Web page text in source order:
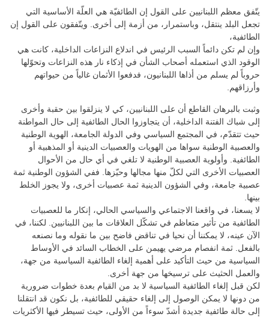
يتّفق معظم اللبنانيين على القول إن الطائفيّة هي العلّة الأساسية التي
تجعل البلد ينتقل، وباستمرار، من أزمة إلى أخرى. ويتّفقون على القول إن
الطائفية،
وإن لم تكن دائماً السبب الرئيس في اندلاع النزاعات الداخلية، كانت هي
الوقود الذي استعمله أصحاب الشأن في إذكاء نار هذه النزاعات وتحوّلها
حروباً لم يسلم من أذاها اللبنانيون، فدفعوا الأثمان غالياً من حيواتهم
وأرزاقهم.
وثبت بالبرهان القاطع أن على اللبنانيين، كي لا ينزلقوا بين حقبة وأخرى
إلى شباك الفتنة الداخلية، أن يتجاوزوا الحال الطائفية إلى حال المواطنة
حيث تتقدّم، في المجتمع السياسي وفي الدولة الجامعة، الهوية الوطنية
والعصبية الوطنية سواها من الهويات والعصبيات الدينية أو المذهبية أو
الطائفية. وأولوية العصبية الوطنية لا تلغي في أي حال من الأحوال
العصبيات الأخرى التي لكلّ منها مجالها وحيّزها. ففي الشؤون الوطنية ثمة
عصبية جامعة، وفي الشؤون الدينية ثمة عصبيات أخرى، ولا يجوز الخلط
بينها.
لا يسعنا، في واقعنا الاجتماعي والسياسي الحالي، إنكار ما للعصبيات
الطائفية من تأثير متعاظم في تشكّل العلاقات ما بين اللبنانيين. لكننا، في
الآن عينه، لا يمكننا أن نحيا في تناقض فاضح بين ما نقوله وما نصنعه
بالفعل. ثمة انفصام مرضي يهيمن على الخطاب السائد في الأوساط
السياسية من حيث التأكيد على أهمية إلغاء الطائفية السياسية من جهة،
والعمل الحثيث على ترسيخها من جهة أخرى.
لكن قبل إلغاء الطائفية السياسية لا بد من القيام بعدة خطوات ضرورية
من دونها لا يمكن الوصول إلى إلغاء حقيقي للطائفية، بل نكون قد انتقلنا
إلى حالة طائفية جديدة أشدّ سوءاً من الأولى، حيث تسيطر فيها الأكثريات